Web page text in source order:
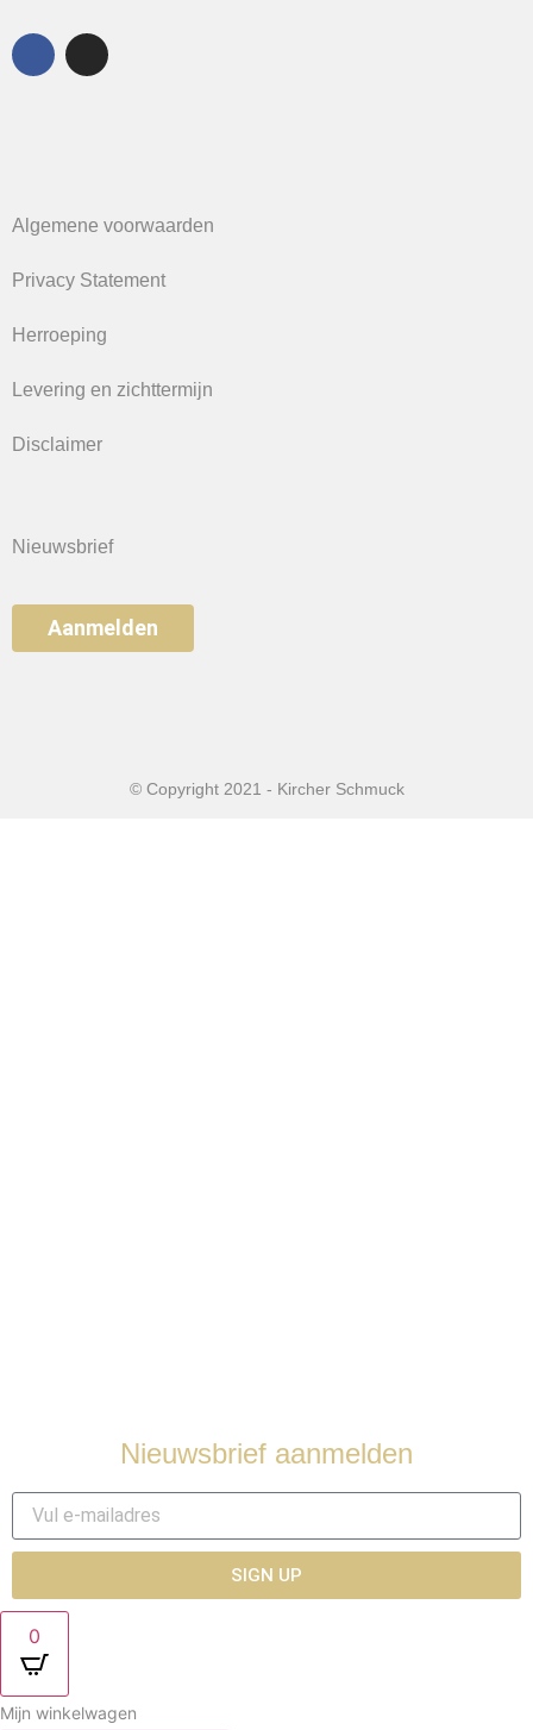
Algemene voorwaarden
Privacy Statement
Herroeping
Levering en zichttermijn
Disclaimer
Nieuwsbrief
Aanmelden
© Copyright 2021 - Kircher Schmuck
Nieuwsbrief aanmelden
SIGN UP
0
Mijn winkelwagen